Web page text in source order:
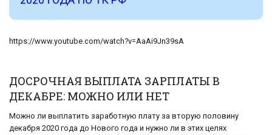
https://www.youtube.com/watch?v=AaAi9Jn39sA
ДОСРОЧНАЯ ВЫПЛАТА ЗАРПЛАТЫ В
ДЕКАБРЕ: МОЖНО ИЛИ НЕТ
Можно ли выплатить заработную плату за вторую половину
декабря 2020 года до Нового года и нужно ли в этих целях